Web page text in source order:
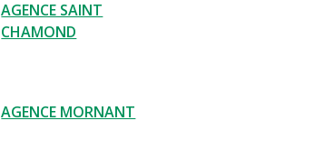
AGENCE SAINT
CHAMOND
AGENCE MORNANT